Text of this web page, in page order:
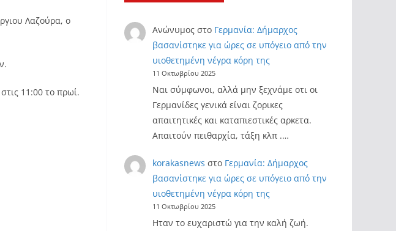
Λαζούρα, ο
11:00 το πρωί.
Ανώνυμοςστο Γερμανία: Δήμαρχος
βασανίστηκε για ώρες σε υπόγειο από την
υιοθετημένη νέγρα κόρη της
11 Οκτωβρίου 2025
Ναι σύμφωνοι, αλλά μην ξεχνάμε οτι οι
Γερμανίδες γενικά είναι ζορικες
απαιτητικές και καταπιεστικές αρκετα.
Απαιτούν πειθαρχία, τάξη κλπ .…
korakasnews στο Γερμανία: Δήμαρχος
βασανίστηκε για ώρες σε υπόγειο από την
υιοθετημένη νέγρα κόρη της
11 Οκτωβρίου 2025
Ηταν το ευχαριστώ για την καλή ζωή.